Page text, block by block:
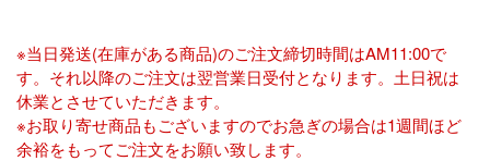
※当日発送(在庫がある商品)のご注文締切時間はAM11:00で
す。それ以降のご注文は翌営業日受付となります。土日祝は
休業とさせていただきます。
※お取り寄せ商品もございますのでお急ぎの場合は1週間ほど
余裕をもってご注文をお願い致します。